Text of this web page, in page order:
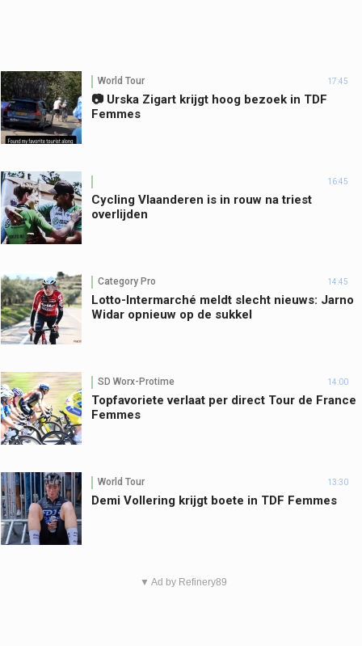
World Tour 17:45
📷 Urska Zigart krijgt hoog bezoek in TDF
Femmes
16:45
Cycling Vlaanderen is in rouw na triest
overlijden
Category Pro 14:45
Lotto-Intermarché meldt slecht nieuws: Jarno
Widar opnieuw op de sukkel
SD Worx-Protime 14:00
Topfavoriete verlaat per direct Tour de France
Femmes
World Tour 13:30
Demi Vollering krijgt boete in TDF Femmes
▼ Ad by Refinery89